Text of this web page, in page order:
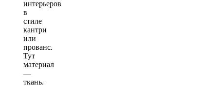
интерьеров
в
стиле
кантри
или
прованс.
Тут
материал
—
ткань.